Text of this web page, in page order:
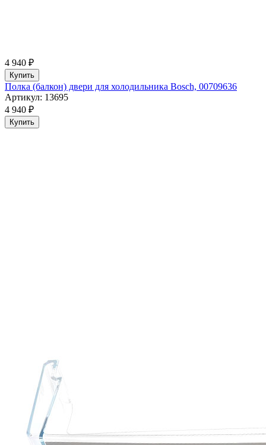
4 940 ₽
Купить
Полка (балкон) двери для холодильника Bosch, 00709636
Артикул: 13695
4 940 ₽
Купить